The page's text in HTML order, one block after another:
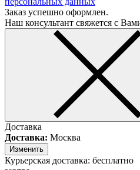
Заказ успешно оформлен.
Наш консультант свяжется с
Доставка
Доставка: Москва
Изменить
Курьерская доставка: бесплатно